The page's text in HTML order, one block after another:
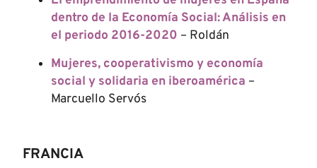
dentro de la Economía Social: Análisis en
el periodo 2016-2020 – Roldán
Mujeres, cooperativismo y economía
social y solidaria en iberoamérica –
Marcuello Servós
FRANCIA